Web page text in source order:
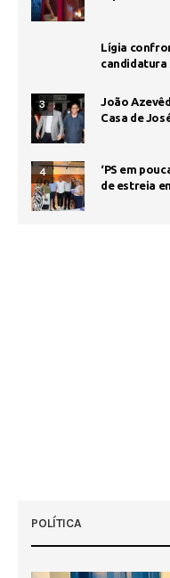
Lígia
candidatura
3
João
Casa de
4
‘PS em
de estreia
POLÍTICA